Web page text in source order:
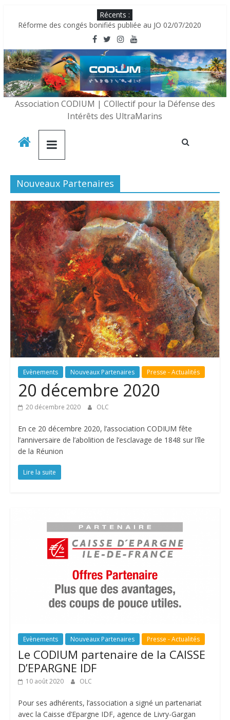
Récents :
Réforme des congés bonifiés publiée au JO 02/07/2020
Les réunionnais seraient des « ressortissants étrangers » ?
LE CODIUM RECRUTE DES BÉNÉVOLES
Le CODIUM partenaire de la CAISSE D’EPARGNE IDF
Association CODIUM | COllectif pour la Défense des
Intérêts des UltraMarins
Nouveaux Partenaires
Evènements Nouveaux Partenaires Presse - Actualités
20 décembre 2020
20 décembre 2020 OLC
En ce 20 décembre 2020, l’association CODIUM fête
l’anniversaire de l’abolition de l’esclavage de 1848 sur l’île
de la Réunion
Lire la suite
Evènements Nouveaux Partenaires Presse - Actualités
Le CODIUM partenaire de la CAISSE
D’EPARGNE IDF
10 août 2020 OLC
Pour ses adhérents, l’association a signé un partenariat
avec la Caisse d’Epargne IDF, agence de Livry-Gargan